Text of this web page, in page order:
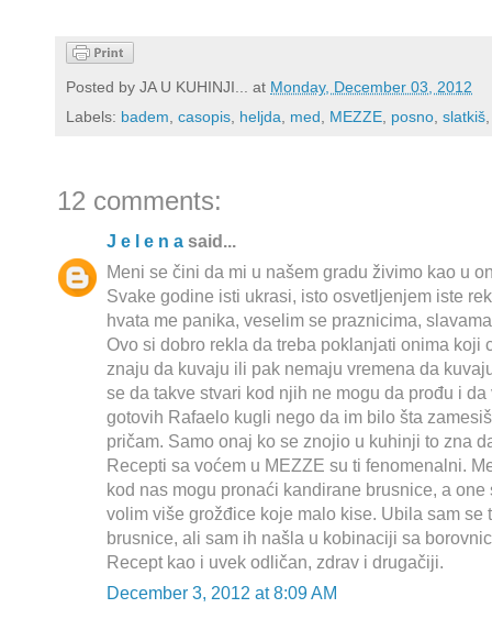
Posted by JA U KUHINJI... at Monday, December 03, 2012
Labels: badem, casopis, heljda, med, MEZZE, posno, slatkiš
12 comments:
J e l e n a said...
Meni se čini da mi u našem gradu živimo kao u
Svake godine isti ukrasi, isto osvetljenjem iste
hvata me panika, veselim se praznicima,
Ovo si dobro rekla da treba poklanjati onima koji
znaju da kuvaju ili pak nemaju vremena da
se da takve stvari kod njih ne mogu da prođu i
gotovih Rafaelo kugli nego da im bilo šta
pričam. Samo onaj ko se znojio u kuhinji to zna
Recepti sa voćem u MEZZE su ti fenomenalni.
kod nas mogu pronaći kandirane brusnice, a
volim više grožđice koje malo kise. Ubila sam se
brusnice, ali sam ih našla u kobinaciji sa
Recept kao i uvek odličan, zdrav i drugačiji.
December 3, 2012 at 8:09 AM